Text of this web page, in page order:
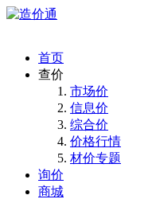
首页
查价
市场价
信息价
综合价
价格行情
材价专题
询价
商城